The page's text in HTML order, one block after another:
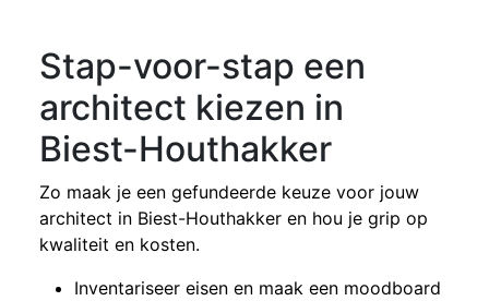
Stap-voor-stap een
architect kiezen in
Biest-Houthakker
Zo maak je een gefundeerde keuze voor jouw
architect in Biest-Houthakker en hou je grip op
kwaliteit en kosten.
Inventariseer eisen en maak een moodboard